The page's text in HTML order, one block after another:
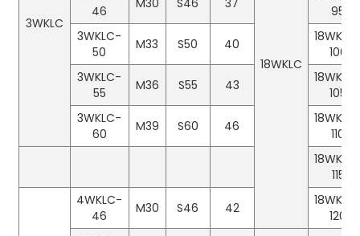
3WKLC
18WKLC
46
M30 S46 37
95
3WKLC-
50
M33 S50 40
100
3WKLC-
55
M36 S55 43
105
3WKLC-
60
M39 S60 46
110
115
4WKLC-
46
M30 S46 42
120